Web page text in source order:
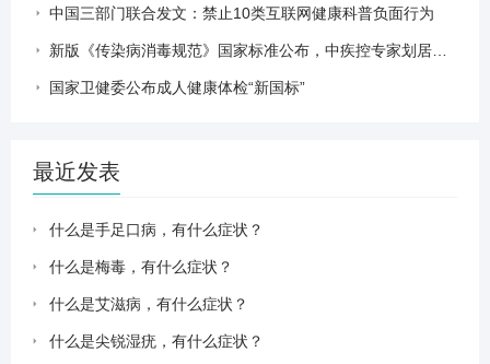
中国三部门联合发文：禁止10类互联网健康科普负面行为
国家卫健委公布成人健康体检“新国标”
最近发表
什么是手足口病，有什么症状？
什么是梅毒，有什么症状？
什么是艾滋病，有什么症状？
什么是尖锐湿疣，有什么症状？